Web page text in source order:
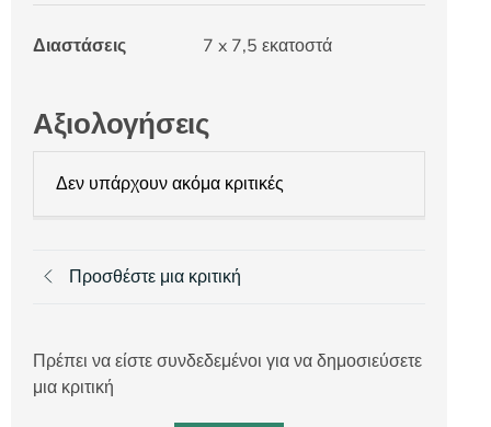
Διαστάσεις 7 x 7,5 εκατοστά
Αξιολογήσεις
Δεν υπάρχουν ακόμα κριτικές
Προσθέστε μια κριτική
Πρέπει να είστε συνδεδεμένοι για να δημοσιεύσετε
μια κριτική